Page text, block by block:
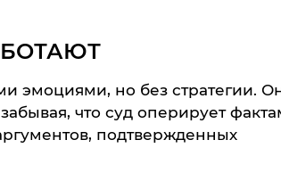
эмоциями, но без стратегии.
что суд оперирует
подтвержденных